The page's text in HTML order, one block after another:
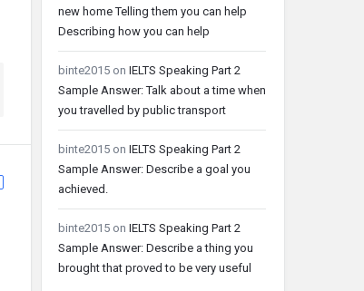
new home Telling them you can help
Describing how you can help
binte2015 on IELTS Speaking Part 2
Sample Answer: Talk about a time when
you travelled by public transport
binte2015 on IELTS Speaking Part 2
Sample Answer: Describe a goal you
achieved.
binte2015 on IELTS Speaking Part 2
Sample Answer: Describe a thing you
brought that proved to be very useful